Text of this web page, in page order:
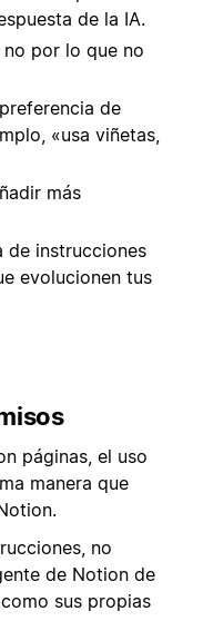
de la IA.
por lo que no
de
«usa viñetas,
más
de instrucciones
evolucionen tus
páginas, el uso
manera que
no
de Notion de
sus propias